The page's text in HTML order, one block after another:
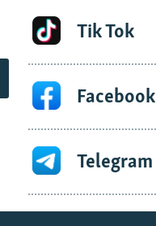
Tik Tok
Facebook
Telegram